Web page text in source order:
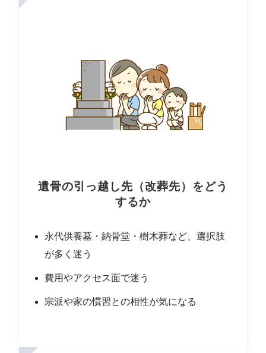
遺骨の引っ越し先（改葬先）をどう
するか
永代供養墓・納骨堂・樹木葬など、選択肢
が多く迷う
費用やアクセス面で迷う
宗派や家の慣習との相性が気になる